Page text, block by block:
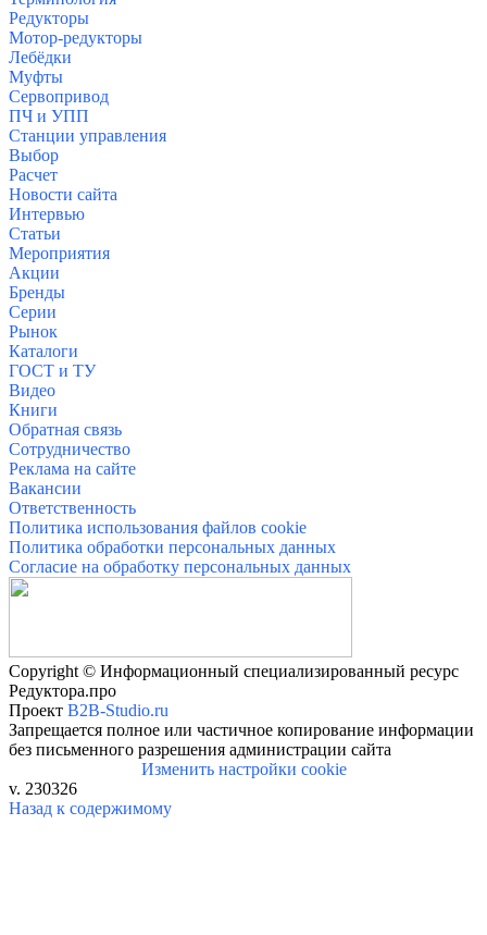
Редукторы
Мотор-редукторы
Лебёдки
Муфты
Сервопривод
ПЧ и УПП
Станции управления
Выбор
Расчет
Новости сайта
Интервью
Статьи
Мероприятия
Акции
Бренды
Серии
Рынок
Каталоги
ГОСТ и ТУ
Видео
Книги
Обратная связь
Сотрудничество
Реклама на сайте
Вакансии
Ответственность
Политика использования файлов cookie
Политика обработки персональных данных
Согласие на обработку персональных данных
Copyright © Информационный специализированный ресурс
Редуктора.про
Проект B2B-Studio.ru
Запрещается полное или частичное копирование информации
без письменного разрешения администрации сайта
Изменить настройки cookie
v. 230326
Назад к содержимому